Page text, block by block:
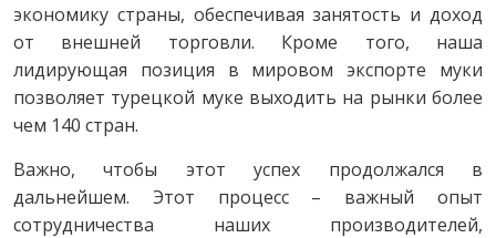
экономику страны, обеспечивая занятость и доход
от внешней торговли. Кроме того, наша
лидирующая позиция в мировом экспорте муки
позволяет турецкой муке выходить на рынки более
чем 140 стран.
Важно, чтобы этот успех продолжался в
дальнейшем. Этот процесс – важный опыт
сотрудничества наших производителей,